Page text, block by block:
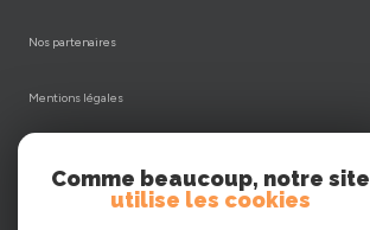
nos partenaires
mentions légales
Comme beaucoup, notre site
utilise les cookies